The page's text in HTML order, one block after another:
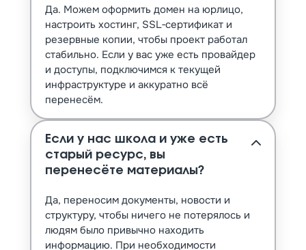
Да. Можем оформить домен на юрлицо,
настроить хостинг, SSL‑сертификат и
резервные копии, чтобы проект работал
стабильно. Если у вас уже есть провайдер
и доступы, подключимся к текущей
инфраструктуре и аккуратно всё
перенесём.
Если у нас школа и уже есть
старый ресурс, вы
перенесёте материалы?
Да, переносим документы, новости и
структуру, чтобы ничего не потерялось и
людям было привычно находить
информацию. При необходимости